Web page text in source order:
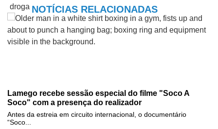
NOTÍCIAS RELACIONADAS
Lamego recebe sessão especial do filme "Soco A
Soco" com a presença do realizador
Antes da estreia em circuito internacional, o documentário
“Soco...